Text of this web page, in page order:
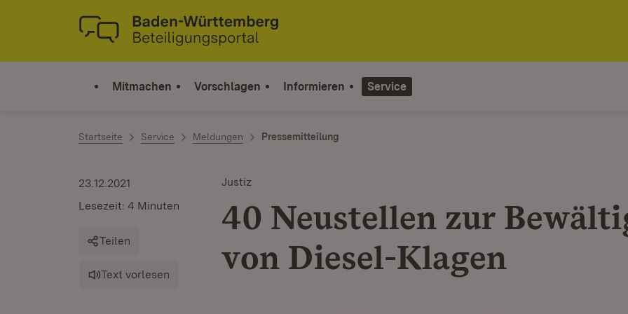
Zum Inhalt springen
Link zur Startseite
Mitmachen Vorschlagen Informieren Service
Startseite Service Meldungen Pressemitteilung
Justiz
40 Neustellen zur
von Diesel-Klagen
23.12.2021
Lesezeit: 4 Minuten
Teilen
Text vorlesen